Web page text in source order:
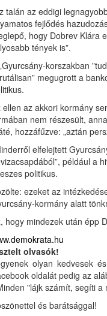
talán az eddigi
fejlődés
hogy Dobrev Klára
tények is”.
korszakban
megugrott a
ellen az akkori kormány
nem részesült,
hozzáfűzve: „aztán
elfelejtett
például a
politikus.
ezeket az
kormány alatt
hogy mindezek után épp
olvasók!
olyan kedvesek
oldalát pedig az
"lájk számít, segíti a
és barátsággal!